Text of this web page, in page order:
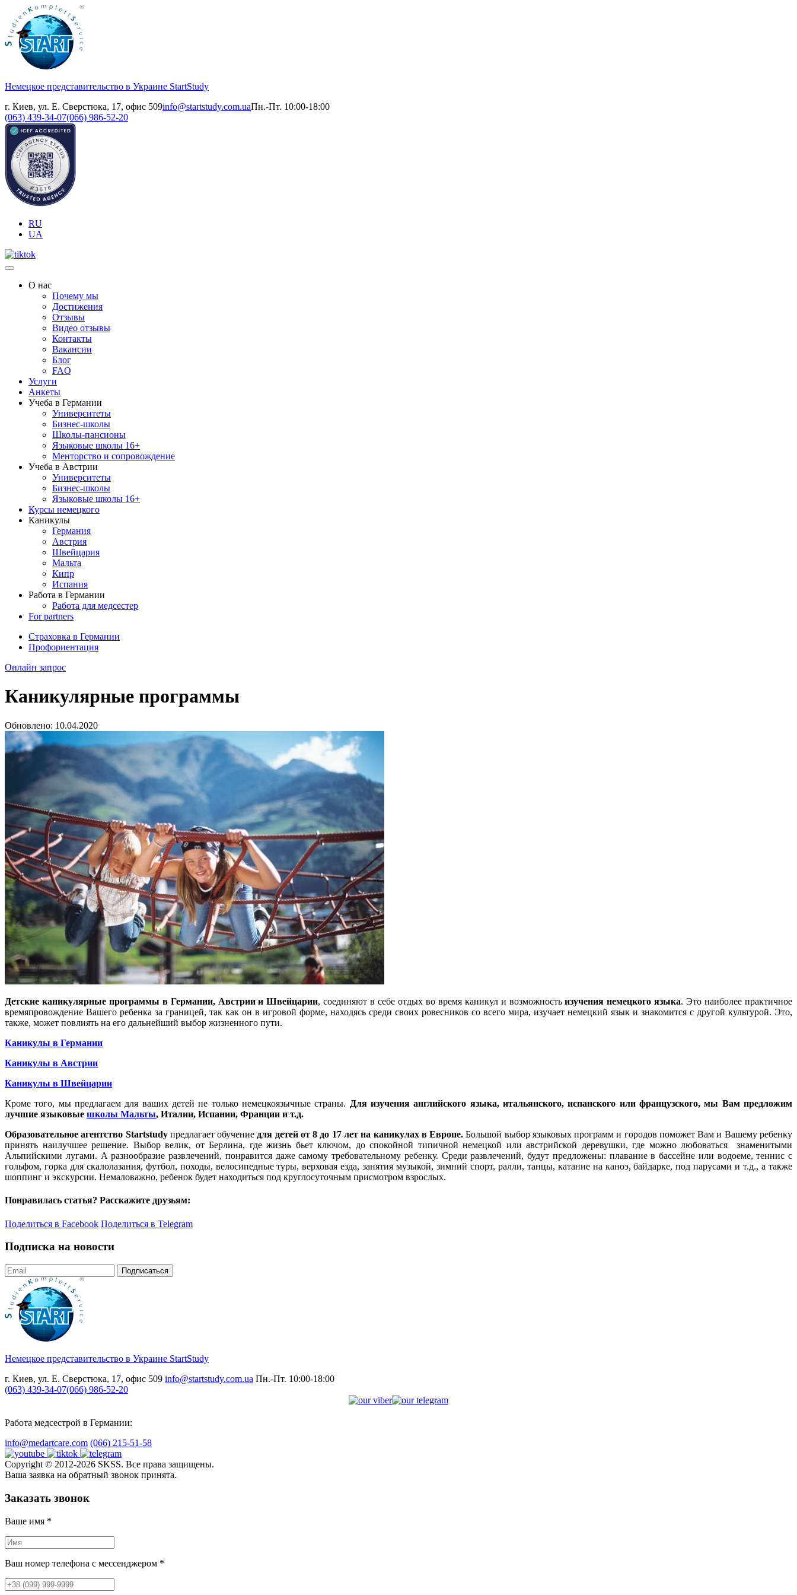
Немецкое представительство в Украине StartStudy
г. Киев, ул. Е. Сверстюка, 17, офис 509info@startstudy.com.uaПн.-Пт. 10:00-18:00
(063) 439-34-07(066) 986-52-20
RU
UA
О нас
Почему мы
Достижения
Отзывы
Видео отзывы
Контакты
Вакансии
Блог
FAQ
Услуги
Анкеты
Учеба в Германии
Университеты
Бизнес-школы
Школы-пансионы
Языковые школы 16+
Менторство и сопровождение
Учеба в Австрии
Университеты
Бизнес-школы
Языковые школы 16+
Курсы немецкого
Каникулы
Германия
Австрия
Швейцария
Мальта
Кипр
Испания
Работа в Германии
Работа для медсестер
For partners
Страховка в Германии
Профориентация
Онлайн запрос
Каникулярные программы
Обновлено: 10.04.2020
Детские каникулярные программы в Германии, Австрии и Швейцарии, соединяют в себе отдых во время каникул и возможностьизучения немецкого языка. Это наиболее практичное
времяпровождение Вашего ребенка за границей, так как он в игровой форме, находясь среди своих ровесников со всего мира, изучает немецкий язык и знакомится с другой культурой. Это,
также, может повлиять на его дальнейший выбор жизненного пути.
Каникулы в Германии
Каникулы в Австрии
Каникулы в Швейцарии
Кроме того, мы предлагаем для ваших детей не только немецкоязычные страны. Для изучения английского языка, итальянского, испанского или французского, мы Вам предложим
лучшие языковые школы Мальты, Италии, Испании, Франции и т.д.
Образовательное агентство Startstudyпредлагает обучение для детей от 8 до 17 лет на каникулах в Европе. Большой выбор языковых программ и городов поможет Вам и Вашему ребенку
принять наилучшее решение. Выбор велик, от Берлина, где жизнь бьет ключом, до спокойной типичной немецкой или австрийской деревушки, где можно любоваться знаменитыми
Альпийскими лугами. А разнообразие развлечений, понравится даже самому требовательному ребенку. Среди развлечений, будут предложены: плавание в бассейне или водоеме, теннис с
гольфом, горка для скалолазания, футбол, походы, велосипедные туры, верховая езда, занятия музыкой, зимний спорт, ралли, танцы, катание на каноэ, байдарке, под парусами и т.д., а также
шоппинг и экскурсии. Немаловажно, ребенок будет находиться под круглосуточным присмотром взрослых.
Понравилась статья? Расскажите друзьям:
Поделиться в Facebook Поделиться в Telegram
Подписка на новости
Подписаться
Немецкое представительство в Украине StartStudy
г. Киев, ул. Е. Сверстюка, 17, офис 509 info@startstudy.com.ua Пн.-Пт. 10:00-18:00
(063) 439-34-07(066) 986-52-20
Работа медсестрой в Германии:
info@medartcare.com (066) 215-51-58
Copyright © 2012-2026 SKSS. Все права защищены.
Ваша заявка на обратный звонок принята.
Заказать звонок
Ваше имя *
Ваш номер телефона с мессенджером *